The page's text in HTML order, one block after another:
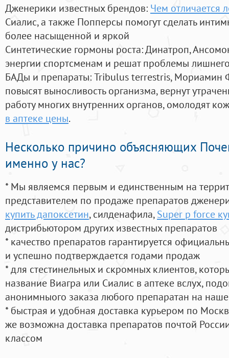
Дженерики известных брендов: Чем отличается
Сиалис, а также Попперсы помогут сделать
более насыщенной и яркой
Синтетические гормоны роста: Динатроп,
энергии спортсменам и решат проблемы
БАДы и препараты:Tribulus terrestris, Мориамин
повысят выносливость организма, вернут
работу многих внутренних органов, омолодят
в аптеке цены.
Несколько причино объясняющих
именно у нас?
* Мы являемся первым и единственным на
представителем по продаже препаратов
купить дапоксетин, силденафила, Super p force
дистрибьютором других известных препаратов
* качество препаратов гарантируется
и успешно подтверждается годами продаж
* для стестинельных и скромных клиентов,
название Виагра или Сиалис в аптеке вслух,
анонимныого заказа любого препаратан на
* быстрая и удобная доставка курьером по
же возможна доставка препаратов почтой
классом